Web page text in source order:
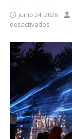
junio 24, 2026
desactivados